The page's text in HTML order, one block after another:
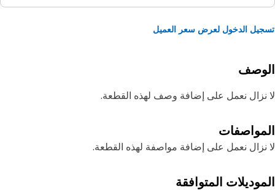
الدخول لعرض سعر العميل
نزال نعمل على إضافة وصف لهذه القطعة.
نعمل على إضافة مواصفة لهذه القطعة.
المتوافقة